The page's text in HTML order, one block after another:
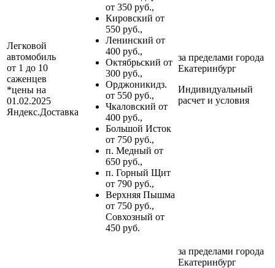
Легковой
автомобиль
от 1 до 10
саженцев
*цены на
01.02.2025
Яндекс.Доставка
от 350 руб.,
Кировский от
550 руб.,
Ленинский от
400 руб.,
Октябрьский от
300 руб.,
Орджоникидз.
от 550 руб.,
Чкаловский от
400 руб.,
Большой Исток
от 750 руб.,
п. Медный от
650 руб.,
п. Горный Щит
от 790 руб.,
Верхняя Пышма
от 750 руб.,
Совхозный от
450 руб.
за пределами города
Екатеринбург
Индивидуальный
расчет и условия
за пределами города
Екатеринбург